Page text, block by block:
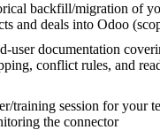
backfill/migration of
and deals into Odoo
user documentation
conflict rules, and
training session for your
the connector